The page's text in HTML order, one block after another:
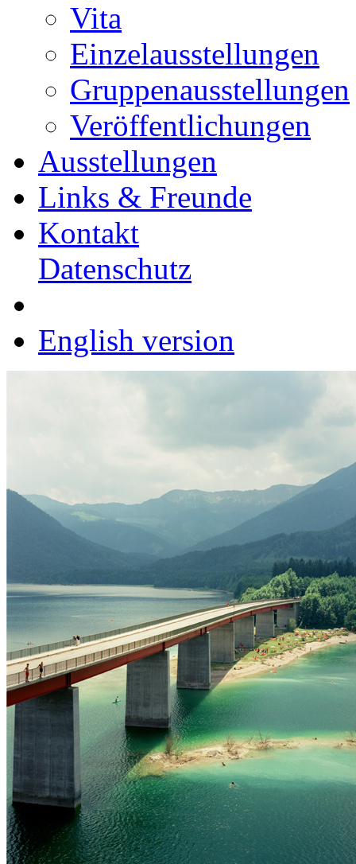
Vita
Einzelausstellungen
Gruppenausstellungen
Veröffentlichungen
Ausstellungen
Links & Freunde
Kontakt
Datenschutz
English version